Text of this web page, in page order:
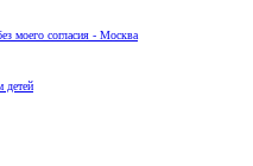
моего согласия - Москва
детей